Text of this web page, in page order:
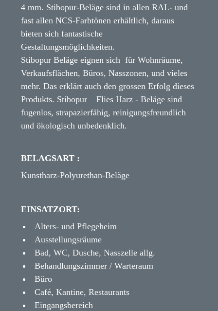
4 mm. Stibopur-Beläge sind in allen RAL- und
fast allen NCS-Farbtönen erhältlich, daraus
bieten sich fantastische
Gestaltungsmöglichkeiten.
Stibopur Beläge eignen sich für Wohnräume,
Verkaufsflächen, Büros, Nasszonen, und vieles
mehr. Das erklärt auch den grossen Erfolg dieses
Produkts. Stibopur – Flies Harz - Beläge sind
fugenlos, strapazierfähig, reinigungsfreundlich
und ökologisch unbedenklich.
BELAGSART :
Kunstharz-Polyurethan-Beläge
EINSATZORT:
Alters- und Pflegeheim
Ausstellungsräume
Bad, WC, Dusche, Nasszelle allg.
Behandlungszimmer / Warteraum
Büro
Café, Kantine, Restaurants
Eingangsbereich